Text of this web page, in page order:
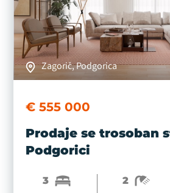
Zagorič, Podgorica
€ 555 000
Prodaje se trosoban
Podgorici
3
2